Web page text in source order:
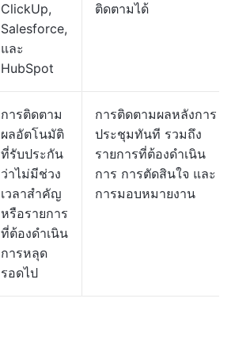
ClickUp,
Salesforce,
และ
HubSpot
ติดตามได้
การติดตาม
ผลอัตโนมัติ
ที่รับประกัน
ว่าไม่มีช่วง
เวลาสำคัญ
หรือรายการ
ที่ต้องดำเนิน
การหลุด
รอดไป
การติดตามผลหลังการ
ประชุมทันที รวมถึง
รายการที่ต้องดำเนิน
การ การตัดสินใจ และ
การมอบหมายงาน